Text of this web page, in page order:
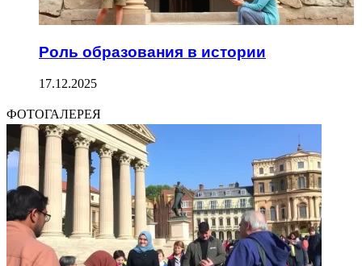
Роль образования в истории
17.12.2025
ФОТОГАЛЕРЕЯ